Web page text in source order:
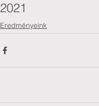
2021
Eredményeink